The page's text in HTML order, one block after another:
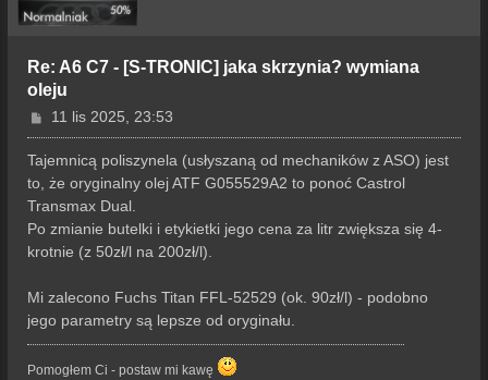
Re: A6 C7 - [S-TRONIC] jaka skrzynia? wymiana
oleju
P
o
s
11 lis 2025, 23:53
Tajemnicą poliszynela (usłyszaną od mechaników z ASO) jest
to, że oryginalny olej ATF G055529A2 to ponoć Castrol
Transmax Dual.
Po zmianie butelki i etykietki jego cena za litr zwiększa się 4-
krotnie (z 50zł/l na 200zł/l).
Mi zalecono Fuchs Titan FFL-52529 (ok. 90zł/l) - podobno
jego parametry są lepsze od oryginału.
Pomogłem Ci - postaw mi kawę